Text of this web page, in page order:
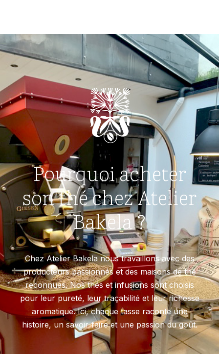
Pourquoi acheter
son thé chez Atelier
Bakela ?
Chez Atelier Bakela nous travaillons avec des
producteurs passionnés et des maisons de thé
reconnues. Nos thés et infusions sont choisis
pour leur pureté, leur traçabilité et leur richesse
aromatique. Ici, chaque tasse raconte une
histoire, un savoir-faire et une passion du goût.